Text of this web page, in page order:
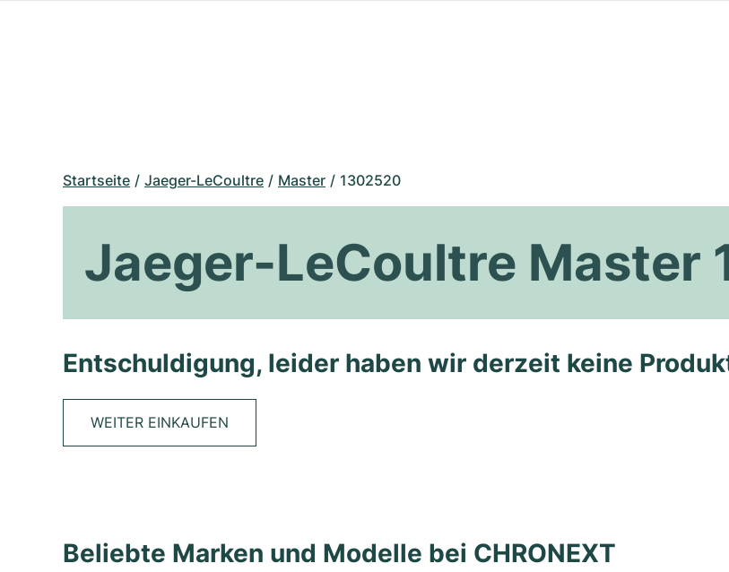
Startseite Jaeger-LeCoultre Master 1302520
Jaeger-LeCoultre Master
Entschuldigung, leider haben wir derzeit keine
WEITER EINKAUFEN
Beliebte Marken und Modelle bei CHRONEXT